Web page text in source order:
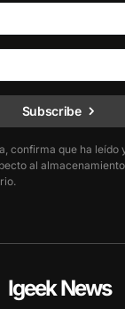
Subscribe
confirma que ha leído
al
Igeek News